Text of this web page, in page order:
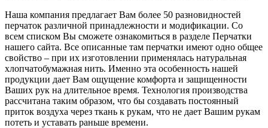
Наша компания предлагает Вам более 50 разновидностей
перчаток различной принадлежности и модификации. Со
всем списком Вы сможете ознакомиться в разделе Перчатки
нашего сайта. Все описанные там перчатки имеют одно общее
свойство – при их изготовлении применялась натуральная
хлопчатобумажная нить. Именно эта особенность нашей
продукции дает Вам ощущение комфорта и защищенности
Ваших рук на длительное время. Технология производства
рассчитана таким образом, что бы создавать постоянный
приток воздуха через ткань к рукам, что не дает Вашим рукам
потеть и уставать раньше времени.